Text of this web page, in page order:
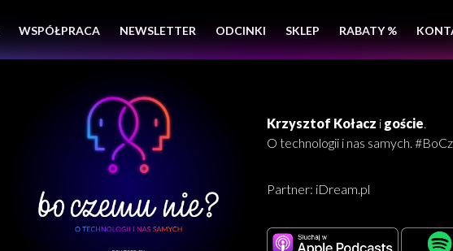
WSPÓŁPRACA NEWSLETTER ODCINKI SKLEP RABATY %
Krzysztof Kołacz i goście.
O technologii i nas samych.
Partner: iDream.pl